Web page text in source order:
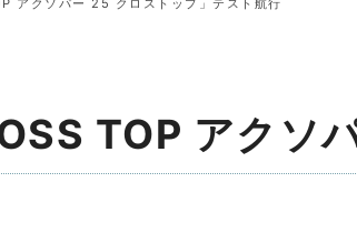
アクソパー 25 クロストップ」テスト航行
TOP アク